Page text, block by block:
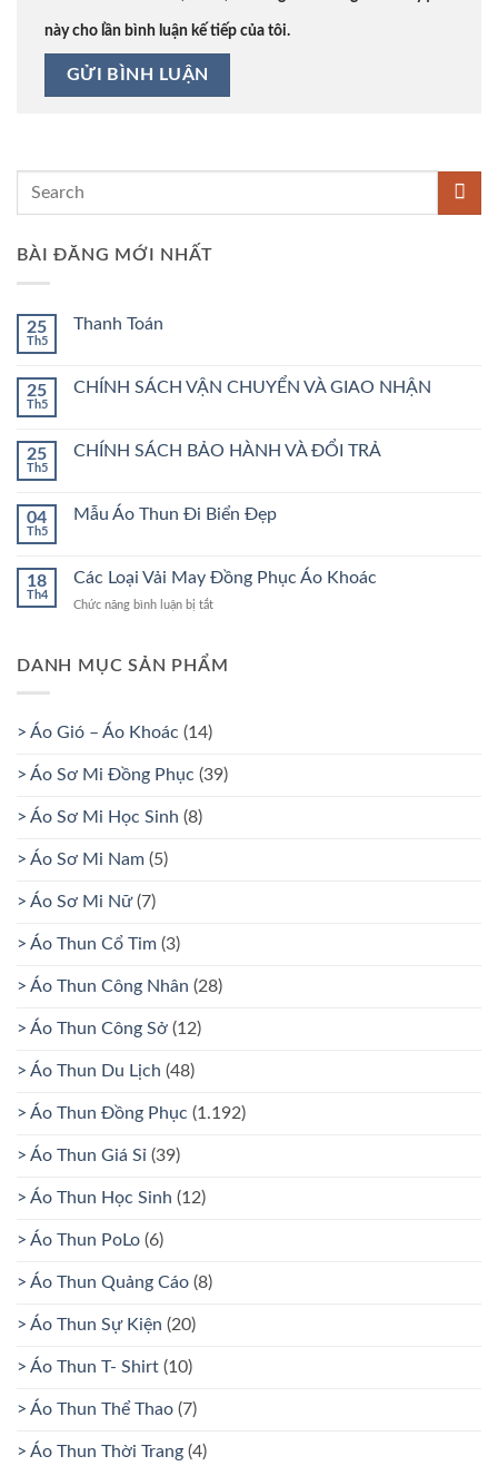
này cho lần bình luận kế tiếp của tôi.
BÀI ĐĂNG MỚI NHẤT
25
Th5
Thanh Toán
luận
25
Th5
CHÍNH SÁCH VẬN CHUYỂN VÀ GIAO NHẬN
luận
VẬN
NHẬN
25
Th5
CHÍNH SÁCH BẢO HÀNH VÀ ĐỔI TRẢ
bình
luận
BẢO
VÀ
04
Th5
Mẫu Áo Thun Đi Biển Đẹp
luận
Mẫu
Biển
18
Th4
Các Loại Vải May Đồng Phục Áo Khoác
Chức năng bình luận bị tắt
Vải
DANH MỤC SẢN PHẨM
> Áo Gió – Áo Khoác (14)
> Áo Sơ Mi Đồng Phục (39)
> Áo Sơ Mi Học Sinh (8)
> Áo Sơ Mi Nam (5)
> Áo Sơ Mi Nữ(7)
> Áo Thun Cổ Tim (3)
> Áo Thun Công Nhân (28)
> Áo Thun Công Sở (12)
> Áo Thun Du Lịch (48)
> Áo Thun Đồng Phục (1.192)
> Áo Thun Giá Sỉ (39)
> Áo Thun Học Sinh (12)
> Áo Thun PoLo (6)
> Áo Thun Quảng Cáo (8)
> Áo Thun Sự Kiện (20)
> Áo Thun T- Shirt (10)
> Áo Thun Thể Thao (7)
> Áo Thun Thời Trang (4)